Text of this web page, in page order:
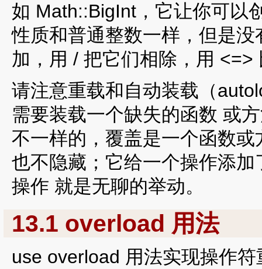
如 Math::BigInt，它让你可以
性质和普通整数一样，但是
加，用 / 把它们相除，用
请注意重载和自动装载（
需要装载一个缺失的函数 或
不一样的，覆盖是一个函数
也不隐藏；它给一个操作添
操作 就是无聊的举动。
13.1 overload 用法
use overload 用法实现操作